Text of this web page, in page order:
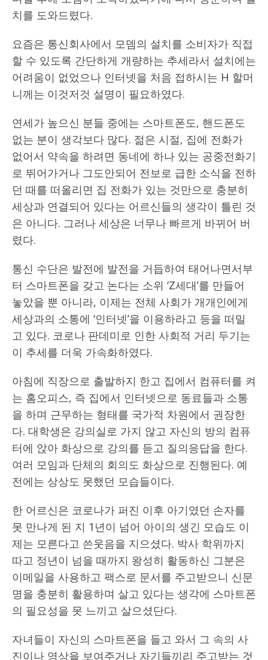
치를 도와드렸다.
요즘은 통신회사에서 모뎀의 설치를 소비자가 직접
할 수 있도록 간단하게 개량하는 추세라서 설치에는
어려움이 없었으나 인터넷을 처음 접하시는 H 할머
니께는 이것저것 설명이 필요하였다.
연세가 높으신 분들 중에는 스마트폰도, 핸드폰도
없는 분이 생각보다 많다. 젊은 시절, 집에 전화가
없어서 약속을 하려면 동네에 하나 있는 공중전화기
로 뛰어가거나 그도안되어 전보로 급한 소식을 전하
던 때를 떠올리면 집 전화가 있는 것만으로 충분히
세상과 연결되어 있다는 어르신들의 생각이 틀린 것
은 아니다. 그러나 세상은 너무나 빠르게 바뀌어 버
렸다.
통신 수단은 발전에 발전을 거듭하여 태어나면서부
터 스마트폰을 갖고 논다는 소위 ‘Z세대’를 만들어
놓았을 뿐 아니라, 이제는 전체 사회가 개개인에게
세상과의 소통에 ‘인터넷’을 이용하라고 등을 떠밀
고 있다. 코로나 판데미로 인한 사회적 거리 두기는
이 추세를 더욱 가속화하였다.
아침에 직장으로 출발하지 한고 집에서 컴퓨터를 켜
는 홈오피스, 즉 집에서 인터넷으로 동료들과 소통
을 하며 근무하는 형태를 국가적 차원에서 권장한
다. 대학생은 강의실로 가지 않고 자신의 방의 컴퓨
터에 앉아 화상으로 강의를 듣고 질의응답을 한다.
여러 모임과 단체의 회의도 화상으로 진행된다. 예
전에는 상상도 못했던 모습들이다.
한 어르신은 코로나가 퍼진 이후 아기였던 손자를
못 만나게 된 지 1년이 넘어 아이의 생긴 모습도 이
제는 모른다고 쓴웃음을 지으셨다. 박사 학위까지
따고 정년이 넘을 때까지 왕성히 활동하신 그분은
이메일을 사용하고 팩스로 문서를 주고받으니 신문
명을 충분히 활용하며 살고 있다는 생각에 스마트폰
의 필요성을 못 느끼고 살으셨단다.
자녀들이 자신의 스마트폰을 들고 와서 그 속의 사
진이나 영상을 보여주거나 자기들끼리 주고받는 것